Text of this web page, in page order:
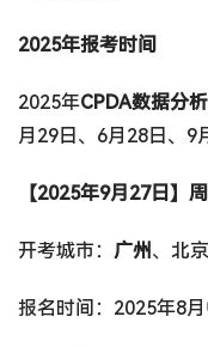
2025年报考时间
2025年CPDA数据分
月29日、6月28日、9
【2025年9月27日】
开考城市： 广州 、北
报名时间：2025年8